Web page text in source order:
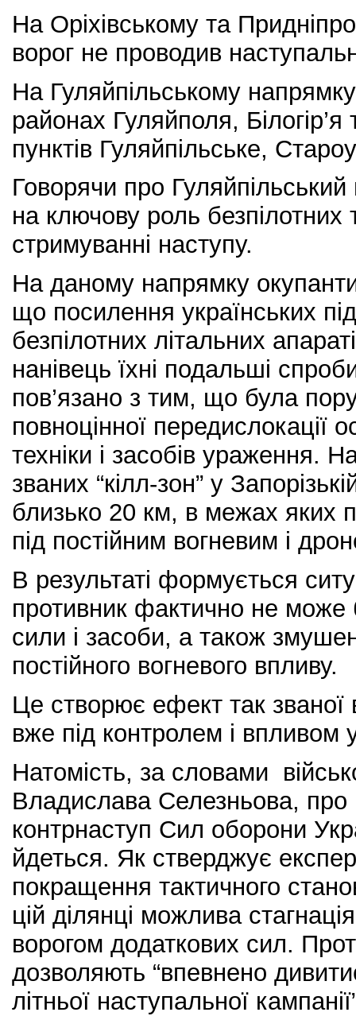
На Оріхівському та
ворог не проводив
На Гуляйпільському
районах Гуляйполя,
пунктів Гуляйпільське,
Говорячи про
на ключову роль безпілотних
стримуванні наступу.
На даному напрямку
що посилення українських
безпілотних літальних
нанівець їхні подальші
пов’язано з тим, що була
повноцінної передислокації
техніки і засобів ураження.
званих “кілл-зон” у
близько 20 км, в межах яких
під постійним вогневим і
В результаті формується
противник фактично не може
сили і засоби, а також
постійного вогневого впливу.
Це створює ефект так званої
вже під контролем і впливом
Натомість, за словами
Владислава Селезньова,
контрнаступ Сил оборони
йдеться. Як стверджує
покращення тактичного
цій ділянці можлива
ворогом додаткових сил.
дозволяють “впевнено
літньої наступальної